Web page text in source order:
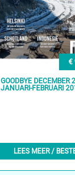
€
GOODBYE DECEMBER
JANUARI-FEBRUARI
LEES MEER /